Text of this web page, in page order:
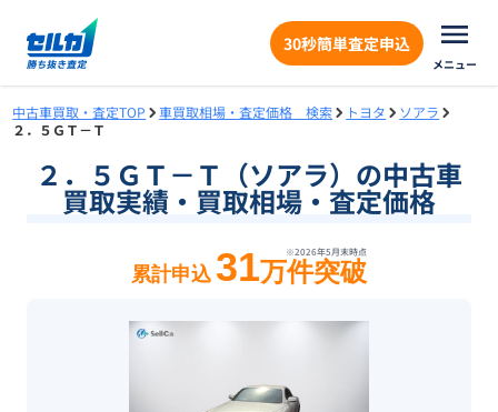
30秒簡単査定申込
メニュー
中古車買取・査定TOP 車買取相場・査定価格 検索 トヨタ
ソアラ
２．５ＧＴ－Ｔ
２．５ＧＴ－Ｔ（ソアラ）の中古車
買取実績・買取相場・査定価格
※2026年5月末時点
累計申込 31万件突破